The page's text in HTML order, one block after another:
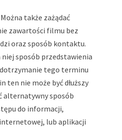
także zażądać
zawartości filmu bez
oraz sposób kontaktu.
sposób przedstawienia
dotrzymanie tego terminu
nie może być dłuższy
alternatywny sposób
do informacji,
lub aplikacji